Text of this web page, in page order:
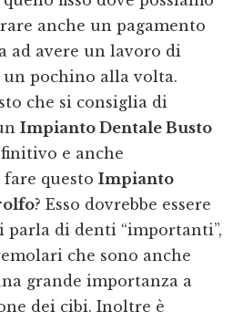
anche un pagamento
ad avere un lavoro di
pochino alla volta.
che si consiglia di
Impianto Dentale Busto
e anche
fare questoImpianto
? Esso dovrebbe essere
parla di denti “importanti”,
che sono anche
grande importanza a
dei cibi. Inoltre è